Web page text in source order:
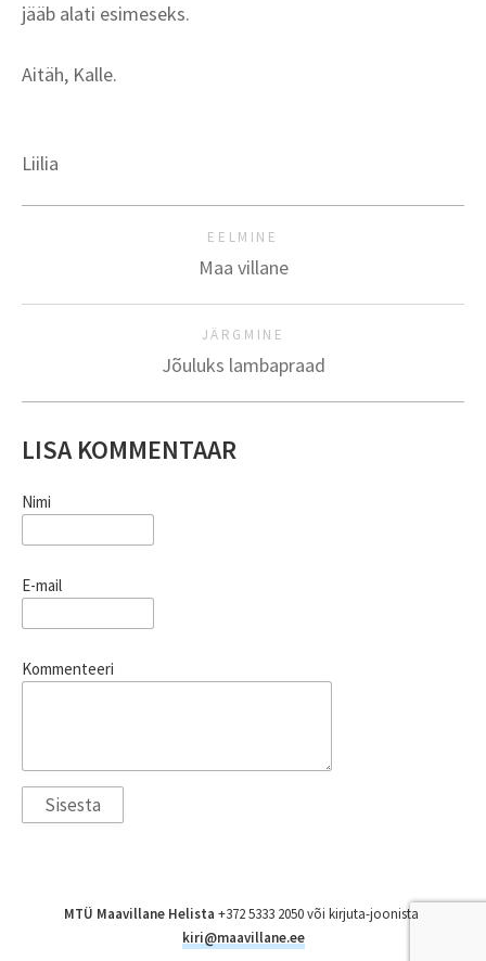
jääb alati esimeseks.
Aitäh, Kalle.
Liilia
EELMINE
Maa villane
JÄRGMINE
Jõuluks lambapraad
LISA KOMMENTAAR
Nimi
E-mail
Kommenteeri
MTÜ Maavillane Helista +372 5333 2050 või kirjuta-joonista
kiri@maavillane.ee